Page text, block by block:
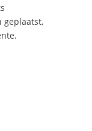
geplaatst,